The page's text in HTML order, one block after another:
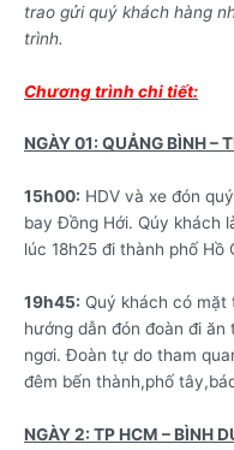
trao gửi quý khách hàng
trình.
Chương trình chi tiết:
NGÀY 01: QUẢNG BÌNH –
15h00: HDV và xe đón
bay Đồng Hới. Qúy khách
lúc 18h25 đi thành phố Hồ
19h45: Quý khách có mặt
hướng dẫn đón đoàn đi
ngơi. Đoàn tự do tham
đêm bến thành,phố
NGÀY 2: TP HCM – BÌNH